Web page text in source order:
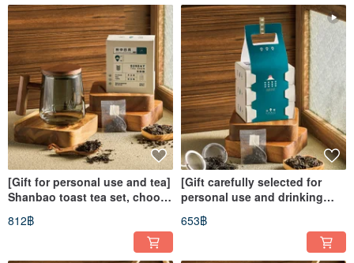
[Gift for personal use and tea]
Shanbao toast tea set, choose
one of three combinations
and add a glass mug
812฿
[Gift carefully selected for
personal use and drinking
tea] Mountain roasted tea bag
gift box set of three types of
tea bags, a total of 3 sets 9
653฿